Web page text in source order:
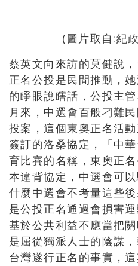
(圖片取自:紀
蔡英文向來訪的莫健說
正名公投是民間推動，
的睜眼說瞎話，公投主
月來，中選會百般刁難
投案，這個東奧正名活
簽訂的洛桑協定，「中
育比賽的名稱，東奧正
本違背協定，中選會可
什麼中選會不考量這些
是公投正名通過會損害
基於公共利益不應當把
是屈從獨派人士的陰謀
台灣遂行正名的事實，